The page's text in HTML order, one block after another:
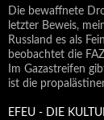
Die bewaffnete
letzter Beweis,
Russland es als
beobachtet die
Im Gazastreifen
ist die
EFEU - DIE